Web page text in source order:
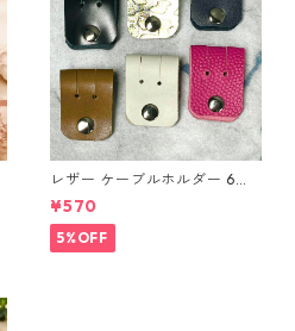
レザー ケーブルホルダー 6個
セット
¥570
5%OFF